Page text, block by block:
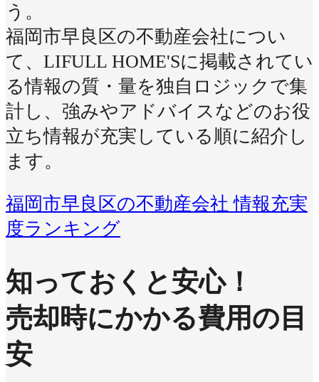
う。
福岡市早良区の不動産会社につい
て、LIFULL HOME'Sに掲載されてい
る情報の質・量を独自ロジックで集
計し、強みやアドバイスなどのお役
立ち情報が充実している順に紹介し
ます。
福岡市早良区の不動産会社 情報充実
度ランキング
知っておくと安心！
売却時にかかる費用の目
安